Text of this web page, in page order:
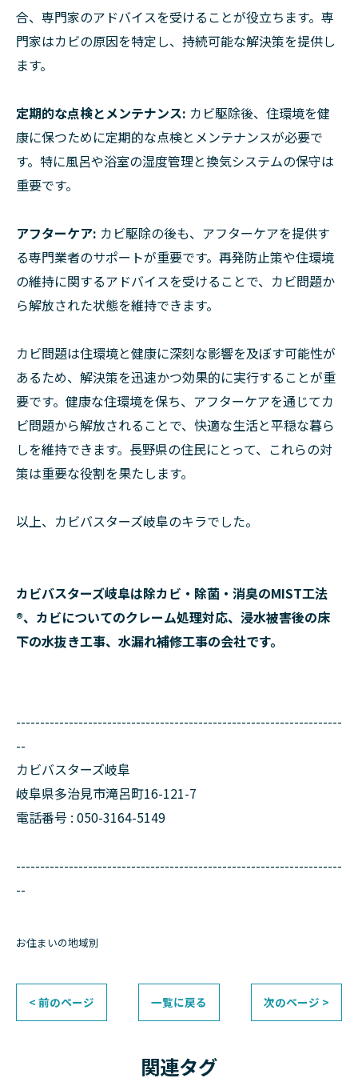
合、専門家のアドバイスを受けることが役立ちます。専
門家はカビの原因を特定し、持続可能な解決策を提供し
ます。
定期的な点検とメンテナンス: カビ駆除後、住環境を健
康に保つために定期的な点検とメンテナンスが必要で
す。特に風呂や浴室の湿度管理と換気システムの保守は
重要です。
アフターケア: カビ駆除の後も、アフターケアを提供す
る専門業者のサポートが重要です。再発防止策や住環境
の維持に関するアドバイスを受けることで、カビ問題か
ら解放された状態を維持できます。
カビ問題は住環境と健康に深刻な影響を及ぼす可能性が
あるため、解決策を迅速かつ効果的に実行することが重
要です。健康な住環境を保ち、アフターケアを通じてカ
ビ問題から解放されることで、快適な生活と平穏な暮ら
しを維持できます。長野県の住民にとって、これらの対
策は重要な役割を果たします。
以上、カビバスターズ岐阜のキラでした。
カビバスターズ岐阜は除カビ・除菌・消臭のMIST工法
®、カビについてのクレーム処理対応、浸水被害後の床
下の水抜き工事、水漏れ補修工事の会社です。
--------------------------------------------------------------------
--
カビバスターズ岐阜
岐阜県多治見市滝呂町16-121-7
電話番号 : 050-3164-5149
--------------------------------------------------------------------
--
お住まいの地域別
< 前のページ 一覧に戻る 次のページ >
関連タグ